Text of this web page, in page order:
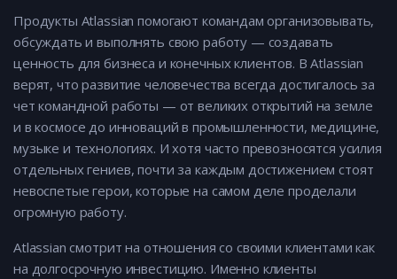
Продукты Atlassian помогают командам организовывать,
обсуждать и выполнять свою работу — создавать
ценность для бизнеса и конечных клиентов. В Atlassian
верят, что развитие человечества всегда достигалось за
чет командной работы — от великих открытий на земле
и в космосе до инноваций в промышленности, медицине,
музыке и технологиях. И хотя часто превозносятся усилия
отдельных гениев, почти за каждым достижением стоят
невоспетые герои, которые на самом деле проделали
огромную работу.
Atlassian смотрит на отношения со своими клиентами как
на долгосрочную инвестицию. Именно клиенты